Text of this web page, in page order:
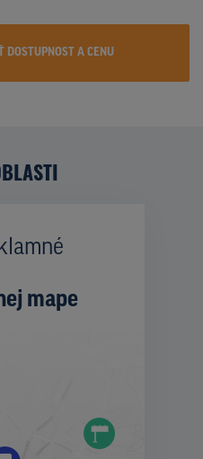
DOSTUPNOST A CENU
mape